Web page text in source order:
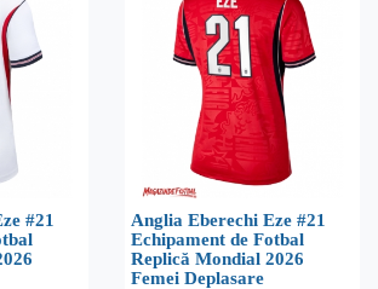
#21
Anglia Eberechi Eze #21
Echipament de Fotbal
Replică Mondial 2026
Femei Deplasare